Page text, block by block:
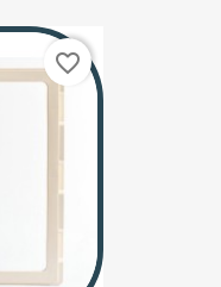
favorite_border